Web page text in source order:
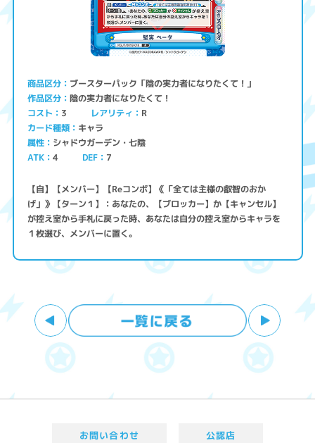
商品区分 ブースターパック「陰の実力者になりたくて！」
作品区分 陰の実力者になりたくて！
コスト 3 レアリティ R
カード種類 キャラ
属性 シャドウガーデン・七陰
ATK 4 DEF 7
【自】【メンバー】【Reコンボ】《「全ては主様の叡智のおか
げ」》【ターン１】：あなたの、【ブロッカー】か【キャンセル】
が控え室から手札に戻った時、あなたは自分の控え室からキャラを
１枚選び、メンバーに置く。
お問い合わせ 公認店